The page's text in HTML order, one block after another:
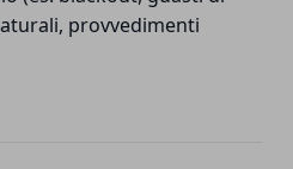
provvedimenti